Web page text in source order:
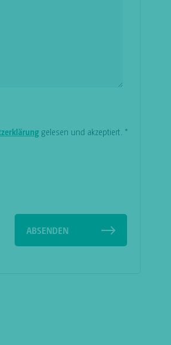
gelesen und akzeptiert. *
ABSENDEN